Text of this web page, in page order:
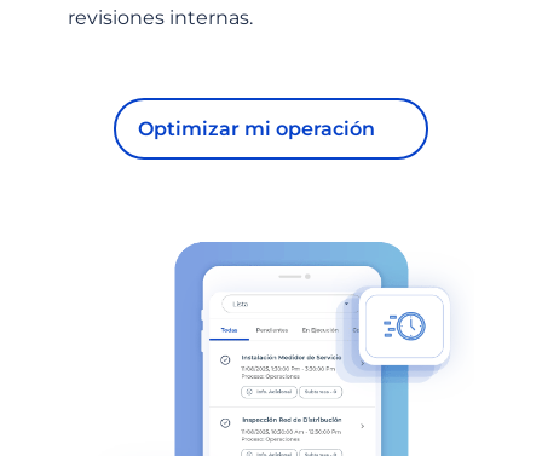
revisiones internas.
Optimizar mi operación